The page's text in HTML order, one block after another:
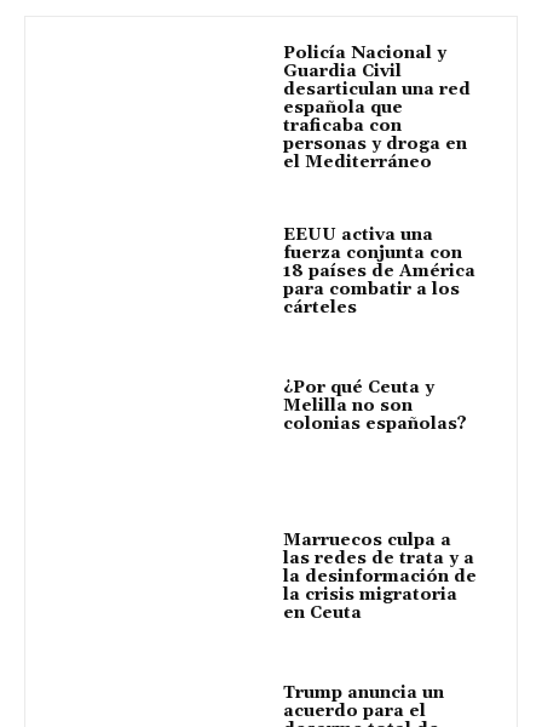
Policía Nacional y
Guardia Civil
desarticulan una red
española que
traficaba con
personas y droga en
el Mediterráneo
EEUU activa una
fuerza conjunta con
18 países de América
para combatir a los
cárteles
¿Por qué Ceuta y
Melilla no son
colonias españolas?
Marruecos culpa a
las redes de trata y a
la desinformación de
la crisis migratoria
en Ceuta
Trump anuncia un
acuerdo para el